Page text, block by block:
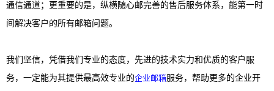
通信通道；更重要的是，纵横随心邮完善的售后服务体系，能第一时
间解决客户的所有邮箱问题。
我们坚信，凭借我们专业的态度，先进的技术实力和优质的客户服
务，一定能为其提供最高效专业的企业邮箱服务，帮助更多的企业开